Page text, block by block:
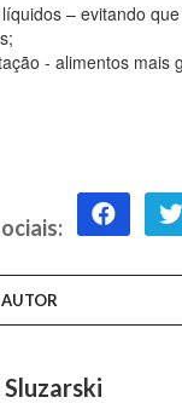
– evitando
- alimentos mais